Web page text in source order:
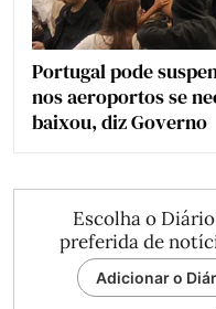
Portugal pode
nos aeroportos se
baixou, diz Governo
Escolha o
preferida de
Adicionar o